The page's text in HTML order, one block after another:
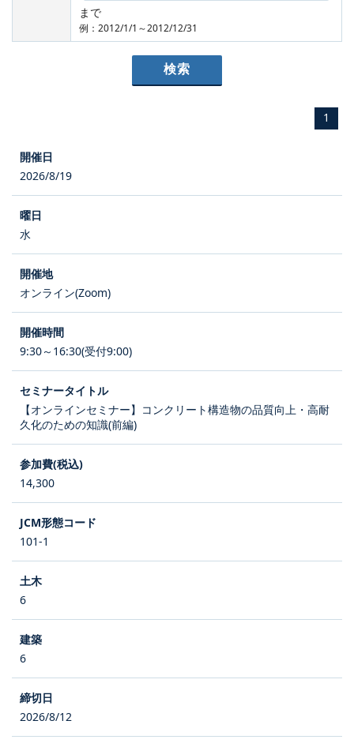
まで
例：2012/1/1～2012/12/31
1
2026/8/19
水
オンライン(Zoom)
9:30～16:30(受付9:00)
【オンラインセミナー】コンクリート構造物の品質向上・高耐
久化のための知識(前編)
14,300
101-1
6
6
2026/8/12